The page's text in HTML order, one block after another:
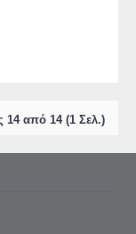
14 από 14 (1 Σελ.)